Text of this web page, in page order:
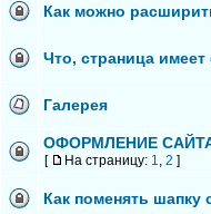
Как можно
Что, страница
Галерея
ОФОРМЛЕНИЕ
[ На страницу: 1, 2 ]
Как поменять шапку